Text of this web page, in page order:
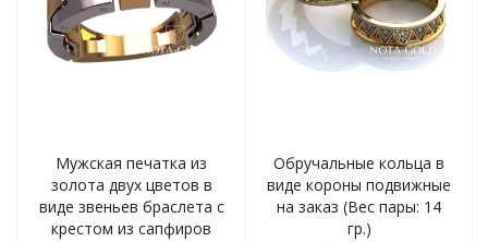
Мужская печатка из
золота двух цветов в
виде звеньев браслета с
крестом из сапфиров
Обручальные кольца в
виде короны подвижные
на заказ (Вес пары: 14
гр.)